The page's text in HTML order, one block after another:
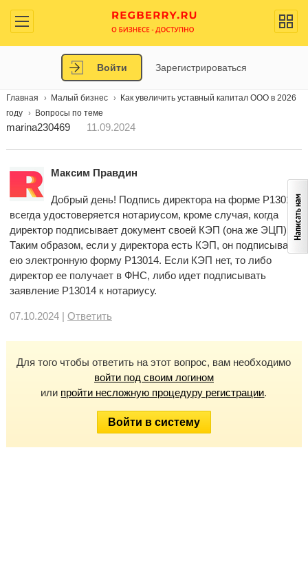
Войти Зарегистрироваться
Главная Малый бизнес
Как увеличить уставный капитал ООО в 2026
году
Вопросы по теме
marina230469 11.09.2024
Максим Правдин
Добрый день! Подпись директора на форме Р13014
всегда удостоверяется нотариусом, кроме случая, когда
директор подписывает документ своей КЭП (она же ЭЦП).
Таким образом, если у директора есть КЭП, он подписывает
ею электронную форму Р13014. Если КЭП нет, то либо
директор ее получает в ФНС, либо идет подписывать
заявление Р13014 к нотариусу.
07.10.2024 | Ответить
Для того чтобы ответить на этот вопрос, вам необходимо
войти под своим логином
или пройти несложную процедуру регистрации.
Войти в систему